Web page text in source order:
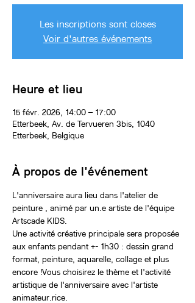
Les inscriptions sont closes
Voir d'autres événements
Heure et lieu
15 févr. 2026, 14:00 – 17:00
Etterbeek, Av. de Tervueren 3bis, 1040
Etterbeek, Belgique
À propos de l'événement
L'anniversaire aura lieu dans l'atelier de
peinture , animé par un.e artiste de l'équipe
Artscade KIDS.
Une activité créative principale sera proposée
aux enfants pendant +- 1h30 : dessin grand
format, peinture, aquarelle, collage et plus
encore !Vous choisirez le thème et l'activité
artistique de l'anniversaire avec l'artiste
animateur.rice.